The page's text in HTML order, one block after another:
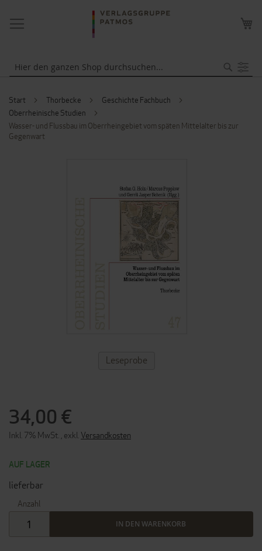
NAVIGATION
UMSCHALTEN
Start Thorbecke
Geschichte Fachbuch
Oberrheinische Studien
Wasser- und Flussbau im Oberrheingebiet vom späten Mittelalter bis zur
Gegenwart
34,00 €
Inkl. 7% MwSt. exkl. Versandkosten
AUF LAGER
lieferbar
Anzahl
IN DEN WARENKORB
BILDERGALERIE
SPRINGEN
ZUM
ANFANG
Leseprobe